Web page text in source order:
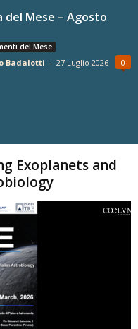
del Mese – Agosto
del Mese
Badalotti - 27 Luglio 2026 0
Exoplanets and